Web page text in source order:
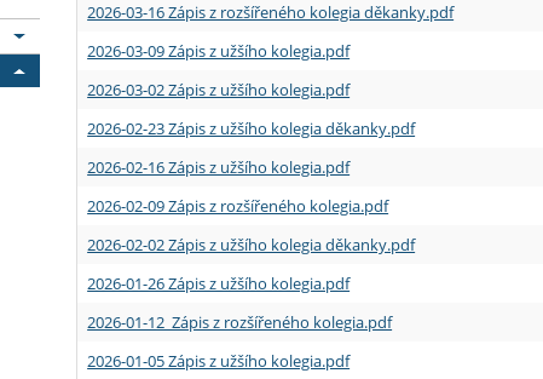
2026-03-16 Zápis z rozšířeného kolegia děkanky.pdf
2026-03-09 Zápis z užšího kolegia.pdf
2026-03-02 Zápis z užšího kolegia.pdf
2026-02-23 Zápis z užšího kolegia děkanky.pdf
2026-02-16 Zápis z užšího kolegia.pdf
2026-02-09 Zápis z rozšířeného kolegia.pdf
2026-02-02 Zápis z užšího kolegia děkanky.pdf
2026-01-26 Zápis z užšího kolegia.pdf
2026-01-12 Zápis z rozšířeného kolegia.pdf
2026-01-05 Zápis z užšího kolegia.pdf